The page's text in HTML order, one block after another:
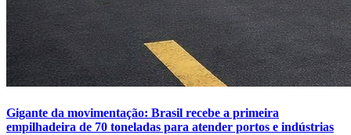
Gigante da movimentação: Brasil recebe a primeira
empilhadeira de 70 toneladas para atender portos e indústrias